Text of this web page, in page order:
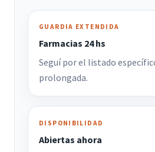
GUARDIA EXTENDIDA
Farmacias 24 hs
Seguí por el listado
prolongada.
DISPONIBILIDAD
Abiertas ahora